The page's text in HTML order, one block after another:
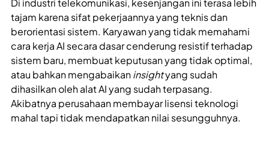
Di industri telekomunikasi, kesenjangan ini terasa lebih
tajam karena sifat pekerjaannya yang teknis dan
berorientasi sistem. Karyawan yang tidak memahami
cara kerja AI secara dasar cenderung resistif terhadap
sistem baru, membuat keputusan yang tidak optimal,
atau bahkan mengabaikaninsightyang sudah
dihasilkan oleh alat AI yang sudah terpasang.
Akibatnya perusahaan membayar lisensi teknologi
mahal tapi tidak mendapatkan nilai sesungguhnya.